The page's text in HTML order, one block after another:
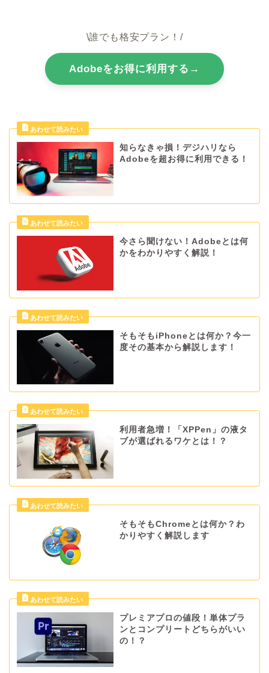
\誰でも格安プラン！/
Adobeをお得に利用する→
知らなきゃ損！デジハリなら
Adobeを超お得に利用できる！
今さら聞けない！Adobeとは何
かをわかりやすく解説！
そもそもiPhoneとは何か？今一
度その基本から解説します！
利用者急増！「XPPen」の液タ
ブが選ばれるワケとは！？
そもそもChromeとは何か？わ
かりやすく解説します
プレミアプロの値段！単体プラ
ンとコンプリートどちらがいい
の！？